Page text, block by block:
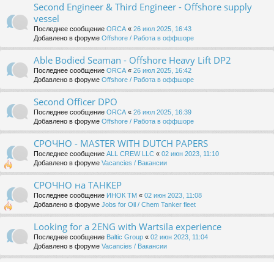
Second Engineer & Third Engineer - Offshore supply
vessel
Последнее сообщение ORCA « 26 июл 2025, 16:43
Добавлено в форуме Offshore / Работа в оффшоре
Able Bodied Seaman - Offshore Heavy Lift DP2
Последнее сообщение ORCA « 26 июл 2025, 16:42
Добавлено в форуме Offshore / Работа в оффшоре
Second Officer DPO
Последнее сообщение ORCA « 26 июл 2025, 16:39
Добавлено в форуме Offshore / Работа в оффшоре
СРОЧНО - MASTER WITH DUTCH PAPERS
Последнее сообщение ALL CREW LLC « 02 июн 2023, 11:10
Добавлено в форуме Vacancies / Вакансии
СРОЧНО на ТАНКЕР
Последнее сообщение ИНОК ТМ « 02 июн 2023, 11:08
Добавлено в форуме Jobs for Oil / Chem Tanker fleet
Looking for a 2ENG with Wartsila experience
Последнее сообщение Baltic Group « 02 июн 2023, 11:04
Добавлено в форуме Vacancies / Вакансии